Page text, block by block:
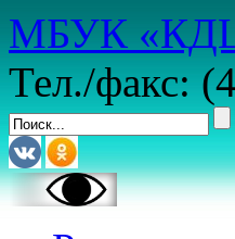
МБУК
Тел./факс: